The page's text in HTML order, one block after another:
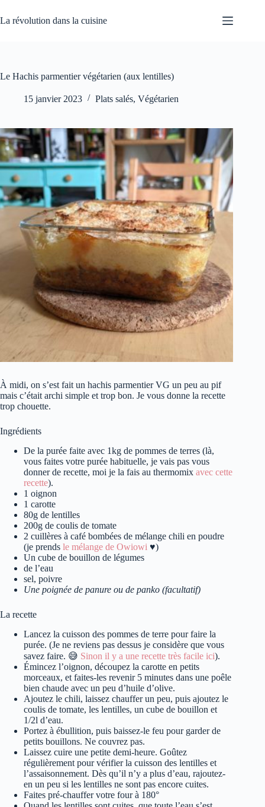
au
contenu
La révolution dans la cuisine
Le Hachis parmentier végétarien (aux lentilles)
15 janvier 2023 Plats salés, Végétarien
À midi, on s’est fait un hachis parmentier VG un peu au pif
mais c’était archi simple et trop bon. Je vous donne la recette
trop chouette.
Ingrédients
De la purée faite avec 1kg de pommes de terres (là,
vous faites votre purée habituelle, je vais pas vous
donner de recette, moi je la fais au thermomix avec cette
recette).
1 oignon
1 carotte
80g de lentilles
200g de coulis de tomate
2 cuillères à café bombées de mélange chili en poudre
(je prends le mélange de Owiowi ♥️)
Un cube de bouillon de légumes
de l’eau
sel, poivre
Une poignée de panure ou de panko (facultatif)
La recette
Lancez la cuisson des pommes de terre pour faire la
purée. (Je ne reviens pas dessus je considère que vous
savez faire. 😅 Sinon il y a une recette très facile ici).
Émincez l’oignon, découpez la carotte en petits
morceaux, et faites-les revenir 5 minutes dans une poêle
bien chaude avec un peu d’huile d’olive.
Ajoutez le chili, laissez chauffer un peu, puis ajoutez le
coulis de tomate, les lentilles, un cube de bouillon et
1/2l d’eau.
Portez à ébullition, puis baissez-le feu pour garder de
petits bouillons. Ne couvrez pas.
Laissez cuire une petite demi-heure. Goûtez
régulièrement pour vérifier la cuisson des lentilles et
l’assaisonnement. Dès qu’il n’y a plus d’eau, rajoutez-
en un peu si les lentilles ne sont pas encore cuites.
Faites pré-chauffer votre four à 180°